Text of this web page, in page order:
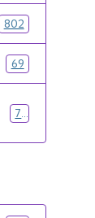
802
69
71